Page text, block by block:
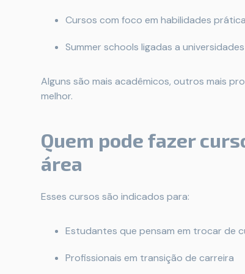
Cursos com foco em habilidades
Summer schools ligadas a
Alguns são mais acadêmicos, outros mais
melhor.
Quem pode fazer
área
Esses cursos são indicados para:
Estudantes que pensam em trocar de
Profissionais em transição de carreira